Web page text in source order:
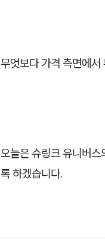
무엇보다 가격 측면에
오늘은 슈링크 유니버
록 하겠습니다.